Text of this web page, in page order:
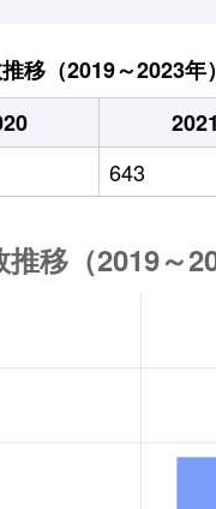
移（2019～2023年）
2021
643